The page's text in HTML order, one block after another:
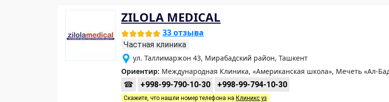
ZILOLA MEDICAL
33 отзыва
Частная клиника
ул. Таллимаржон 43, Мирабадский район, Ташкент
Ориентир: Международная Клиника, «Американская школа», Мечеть «Ал-
☎
+998-99-790-10-30 +998-99-794-10-30
Скажите, что нашли номер телефона на Клиникс уз